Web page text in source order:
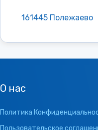
161445 Полежаево
О нас
Политика
Пользовательское